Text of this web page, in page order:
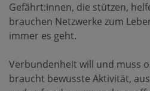
Gefährt:innen, die stützen,
brauchen Netzwerke zum
immer es geht.
Verbundenheit will und muss
braucht bewusste Aktivität,